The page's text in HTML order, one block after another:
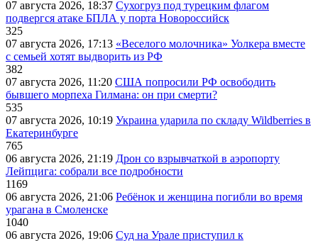
07 августа 2026, 18:37 Сухогруз под турецким флагом
подвергся атаке БПЛА у порта Новороссийск
325
07 августа 2026, 17:13 «Веселого молочника» Уолкера вместе
с семьей хотят выдворить из РФ
382
07 августа 2026, 11:20 США попросили РФ освободить
бывшего морпеха Гилмана: он при смерти?
535
07 августа 2026, 10:19 Украина ударила по складу Wildberries в
Екатеринбурге
765
06 августа 2026, 21:19 Дрон со взрывчаткой в аэропорту
Лейпцига: собрали все подробности
1169
06 августа 2026, 21:06 Ребёнок и женщина погибли во время
урагана в Смоленске
1040
06 августа 2026, 19:06 Суд на Урале приступил к